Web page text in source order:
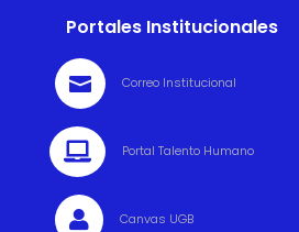
Portales Institucionales
 Correo Institucional
 Portal Talento Humano
 Canvas UGB